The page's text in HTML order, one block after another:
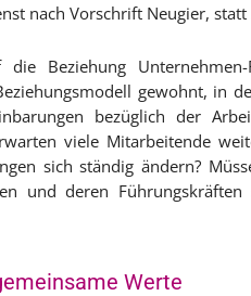
nach Vorschrift Neugier,
Beziehung
gewohnt, in
bezüglich der
viele Mitarbeitende
sich ständig ändern?
und deren
Werte